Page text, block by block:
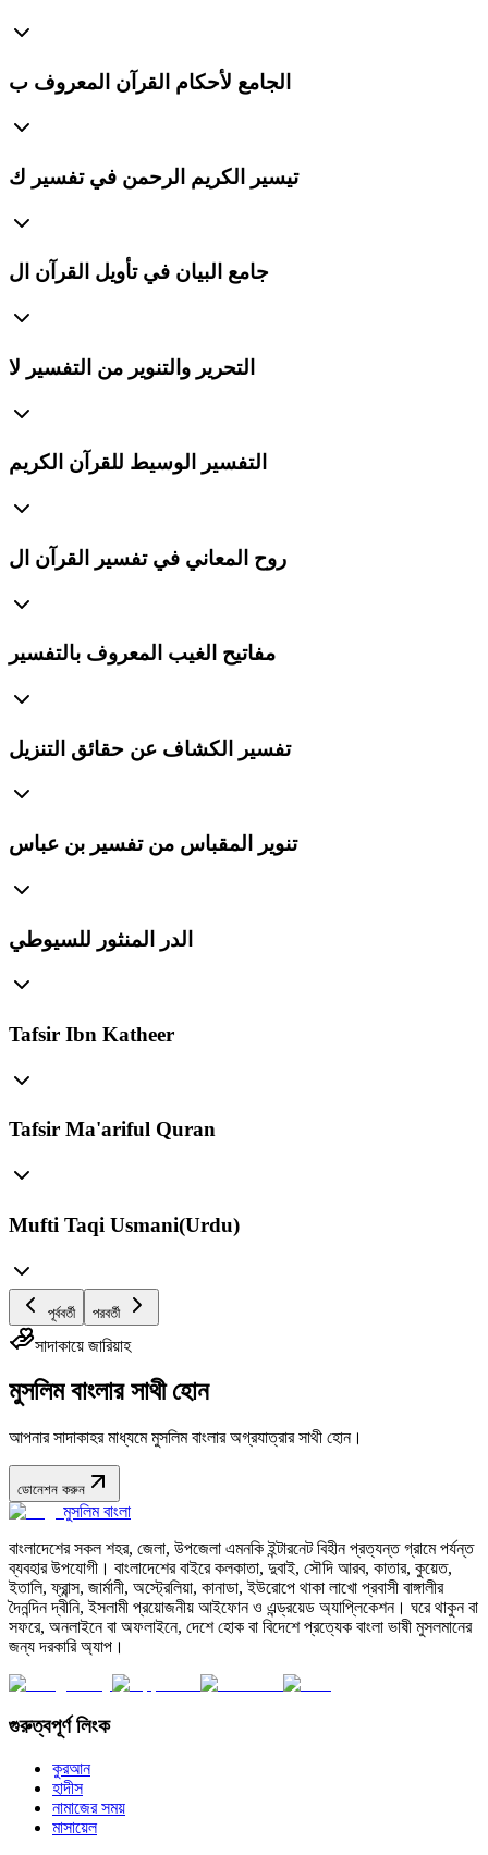
الجامع لأحكام القرآن المعروف ب
تيسير الكريم الرحمن في تفسير ك
جامع البيان في تأويل القرآن ال
التحرير والتنوير من التفسير لا
التفسير الوسيط للقرآن الكريم
روح المعاني في تفسير القرآن ال
مفاتيح الغيب المعروف بالتفسير
تفسير الكشاف عن حقائق التنزيل
تنوير المقباس من تفسير بن عباس
الدر المنثور للسيوطي
Tafsir Ibn Katheer
Tafsir Ma'ariful Quran
Mufti Taqi Usmani(Urdu)
পূর্ববর্তী পরবর্তী
সাদাকায়ে জারিয়াহ
মুসলিম বাংলার সাথী হোন
আপনার সাদাকাহর মাধ্যমে মুসলিম বাংলার অগ্রযাত্রার সাথী হোন।
ডোনেশন করুন
মুসলিম বাংলা
বাংলাদেশের সকল শহর, জেলা, উপজেলা এমনকি ইন্টারনেট বিহীন প্রত্যন্ত গ্রামে পর্যন্ত
ব্যবহার উপযোগী। বাংলাদেশের বাইরে কলকাতা, দুবাই, সৌদি আরব, কাতার, কুয়েত,
ইতালি, ফ্রান্স, জার্মানী, অস্ট্রেলিয়া, কানাডা, ইউরোপে থাকা লাখো প্রবাসী বাঙ্গালীর
দৈনন্দিন দ্বীনি, ইসলামী প্রয়োজনীয় আইফোন ও এন্ড্রয়েড অ্যাপ্লিকেশন। ঘরে থাকুন বা
সফরে, অনলাইনে বা অফলাইনে, দেশে হোক বা বিদেশে প্রত্যেক বাংলা ভাষী মুসলমানের
জন্য দরকারি অ্যাপ।
গুরুত্বপূর্ণ লিংক
কুরআন
হাদীস
নামাজের সময়
মাসায়েল